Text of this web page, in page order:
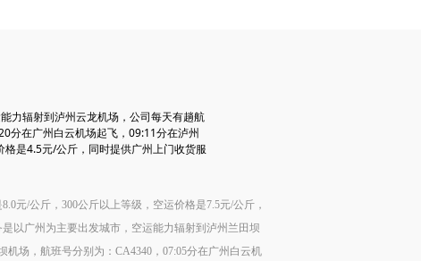
力辐射到泸州云龙机场，公司每天有趟航
分在广州白云机场起飞，09:11分在泸州
是4.5元/公斤，同时提供广州上门收货服
元/公斤，300公斤以上等级，空运价格是7.5元/公斤，
以广州为主要出发城市，空运能力辐射到泸州兰田坝
场，航班号分别为：CA4340，07:05分在广州白云机